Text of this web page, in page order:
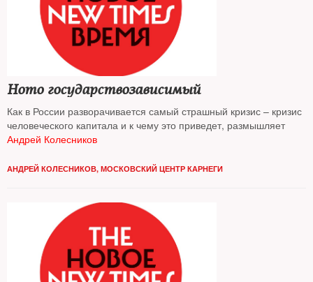
Homo государствозависимый
Как в России разворачивается самый страшный кризис – кризис
человеческого капитала и к чему это приведет, размышляет
Андрей Колесников
АНДРЕЙ КОЛЕСНИКОВ, МОСКОВСКИЙ ЦЕНТР КАРНЕГИ